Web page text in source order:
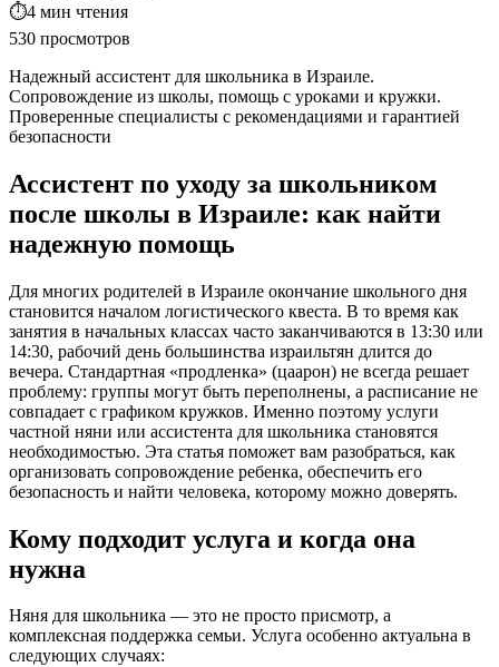
⏱4 мин чтения
530 просмотров
Надежный ассистент для школьника в Израиле.
Сопровождение из школы, помощь с уроками и кружки.
Проверенные специалисты с рекомендациями и гарантией
безопасности
Ассистент по уходу за школьником
после школы в Израиле: как найти
надежную помощь
Для многих родителей в Израиле окончание школьного дня
становится началом логистического квеста. В то время как
занятия в начальных классах часто заканчиваются в 13:30 или
14:30, рабочий день большинства израильтян длится до
вечера. Стандартная «продленка» (цаарон) не всегда решает
проблему: группы могут быть переполнены, а расписание не
совпадает с графиком кружков. Именно поэтому услуги
частной няни или ассистента для школьника становятся
необходимостью. Эта статья поможет вам разобраться, как
организовать сопровождение ребенка, обеспечить его
безопасность и найти человека, которому можно доверять.
Кому подходит услуга и когда она
нужна
Няня для школьника — это не просто присмотр, а
комплексная поддержка семьи. Услуга особенно актуальна в
следующих случаях: